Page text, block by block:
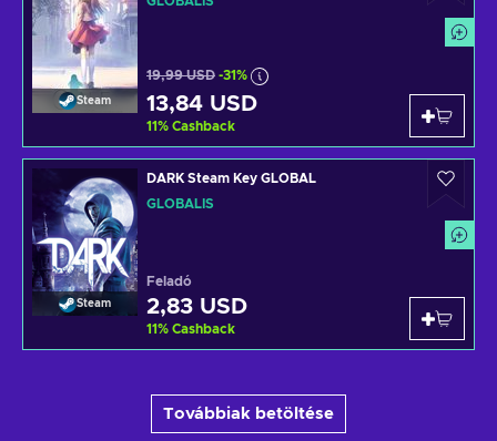
Steam
19,99 USD -31%
13,84 USD
11% Cashback
Steam
DARK Steam Key GLOBAL
GLOBÁLIS
Feladó
2,83 USD
11% Cashback
Továbbiak betöltése